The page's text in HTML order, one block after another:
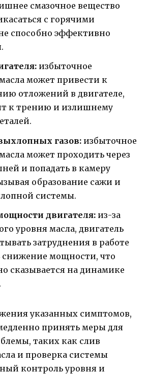
смазочное вещество
с горячими
способно эффективно
избыточное
может привести к
отложений в двигателе,
к трению и излишнему
газов: избыточное
может проходить через
и попадать в камеру
образование сажи и
системы.
двигателя: из-за
уровня масла, двигатель
затруднения в работе
снижение мощности, что
сказывается на динамике
указанных симптомов,
принять меры для
таких как слив
и проверка системы
контроль уровня и